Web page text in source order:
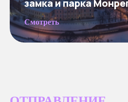
замка и парка
Смотреть